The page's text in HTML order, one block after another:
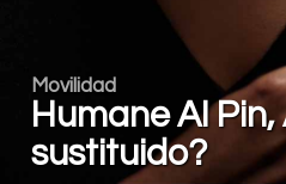
Movilidad
Humane AI
sustituido?